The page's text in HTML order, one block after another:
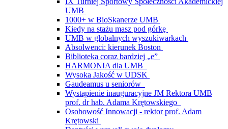
UMB
1000+ w BioSkanerze UMB
Kiedy na stażu masz pod górkę
UMB w globalnych wyszukiwarkach
Absolwenci: kierunek Boston
Biblioteka coraz bardziej „e”
HARMONIA dla UMB
Wysoka Jakość w UDSK
Gaudeamus u seniorów
Wystąpienie inauguracyjne JM Rektora UMB
prof. dr hab. Adama Krętowskiego
Osobowość Innowacji - rektor prof. Adam
Krętowski